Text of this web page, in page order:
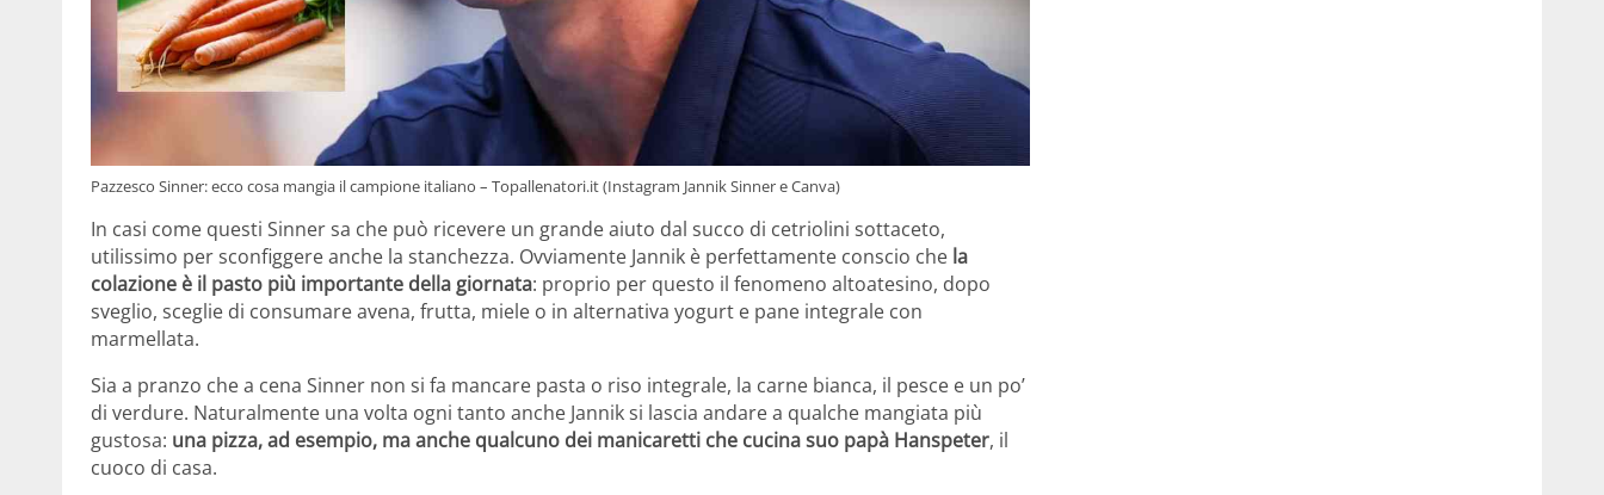
Pazzesco Sinner: ecco cosa mangia il campione italiano – Topallenatori.it (Instagram Jannik Sinner e Canva)
In casi come questi Sinner sa che può ricevere un grande aiuto dal succo di cetriolini sottaceto,
utilissimo per sconfiggere anche la stanchezza. Ovviamente Jannik è perfettamente conscio che la
colazione è il pasto più importante della giornata: proprio per questo il fenomeno altoatesino, dopo
sveglio, sceglie di consumare avena, frutta, miele o in alternativa yogurt e pane integrale con
marmellata.
Sia a pranzo che a cena Sinner non si fa mancare pasta o riso integrale, la carne bianca, il pesce e un po’
di verdure. Naturalmente una volta ogni tanto anche Jannik si lascia andare a qualche mangiata più
gustosa: una pizza, ad esempio, ma anche qualcuno dei manicaretti che cucina suo papà Hanspeter, il
cuoco di casa.